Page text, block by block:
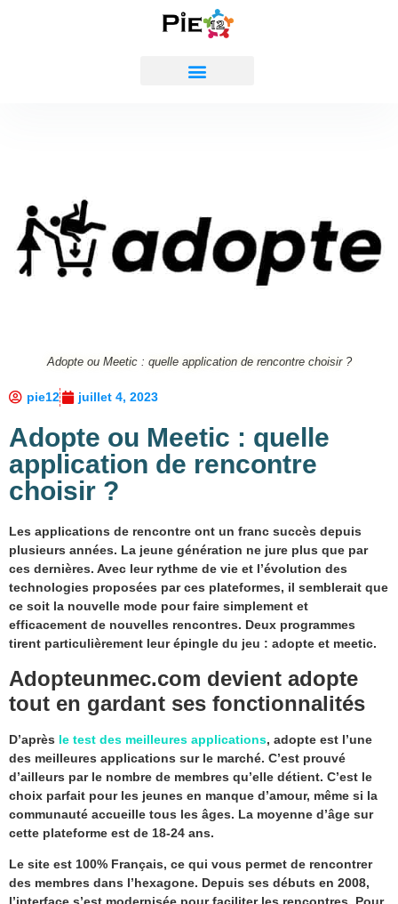
Adopte ou Meetic : quelle application de rencontre choisir ?
pie12 juillet 4, 2023
Adopte ou Meetic : quelle
application de rencontre
choisir ?
Les applications de rencontre ont un franc succès depuis
plusieurs années. La jeune génération ne jure plus que par
ces dernières. Avec leur rythme de vie et l’évolution des
technologies proposées par ces plateformes, il semblerait que
ce soit la nouvelle mode pour faire simplement et
efficacement de nouvelles rencontres. Deux programmes
tirent particulièrement leur épingle du jeu : adopte et meetic.
Adopteunmec.com devient adopte
tout en gardant ses fonctionnalités
D’après le test des meilleures applications, adopte est l’une
des meilleures applications sur le marché. C’est prouvé
d’ailleurs par le nombre de membres qu’elle détient. C’est le
choix parfait pour les jeunes en manque d’amour, même si la
communauté accueille tous les âges. La moyenne d’âge sur
cette plateforme est de 18-24 ans.
Le site est 100% Français, ce qui vous permet de rencontrer
des membres dans l’hexagone. Depuis ses débuts en 2008,